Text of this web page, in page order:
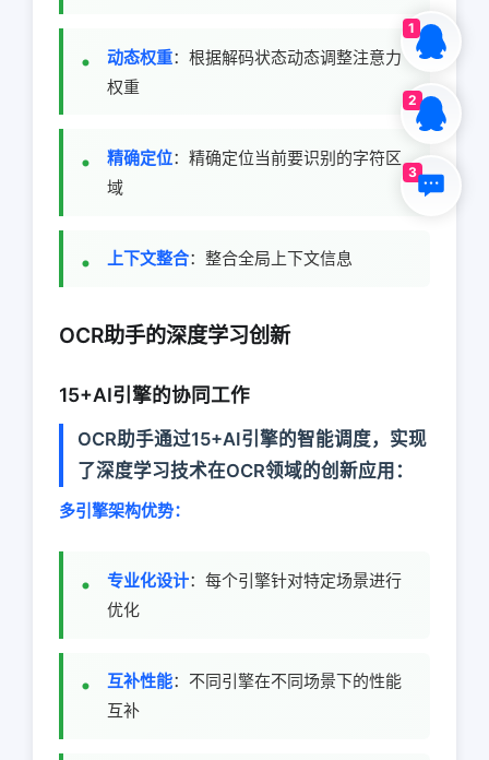
动态权重：根据解码状态动态调整注意力
权重
精确定位：精确定位当前要识别的字符区
域
上下文整合：整合全局上下文信息
OCR助手的深度学习创新
15+AI引擎的协同工作
OCR助手通过15+AI引擎的智能调度，实现
了深度学习技术在OCR领域的创新应用：
多引擎架构优势：
专业化设计：每个引擎针对特定场景进行
优化
互补性能：不同引擎在不同场景下的性能
互补
1
2
3